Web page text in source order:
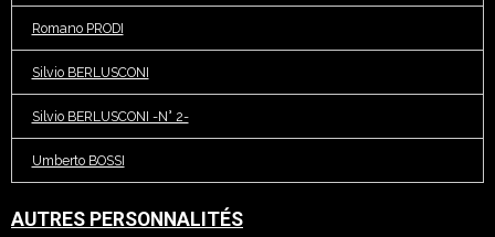
Romano PRODI
Silvio BERLUSCONI
Silvio BERLUSCONI -N° 2-
Umberto BOSSI
AUTRES PERSONNALITÉS